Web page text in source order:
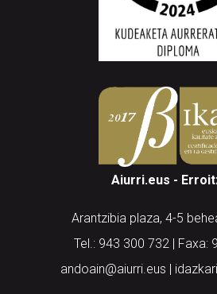
Aiurri.eus -
Arantzibia plaza, 4-5
Tel.: 943 300 732 | Faxa:
andoain@aiurri.eus |